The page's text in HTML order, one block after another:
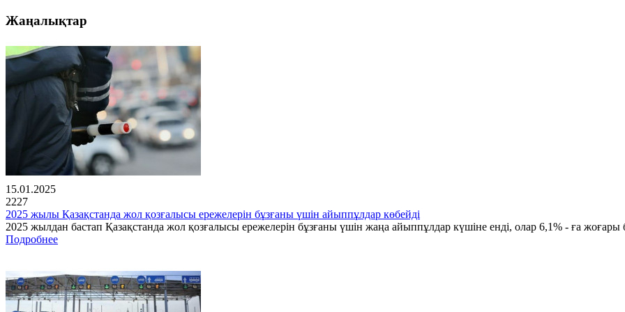
Жаңалықтар
15.01.2025
2227
2025 жылы Қазақстанда жол қозғалысы ережелерін бұзғаны үшін айыппұлдар көбейді
2025 жылдан бастап Қазақстанда жол қозғалысы ережелерін бұзғаны үшін жаңа айыппұлдар күшіне енді, олар 6,1% - ға
Подробнее